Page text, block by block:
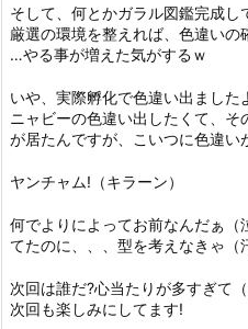
そして、何とかガラル図鑑完成
厳選の環境を整えれば、色違いの
…やる事が増えた気がするｗ
いや、実際孵化で色違い出ました
ニャビーの色違い出したくて、
が居たんですが、こいつに色違い
ヤンチャム!（キラーン）
何でよりによってお前なんだぁ（
てたのに、、、型を考えなきゃ（
次回は誰だ?心当たりが多すぎて
次回も楽しみにしてます!